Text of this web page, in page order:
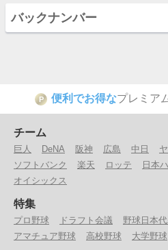
バックナンバー
P 便利でお得なプレミア
チーム
巨人 DeNA 阪神 広島 中日
ソフトバンク
楽天 ロッテ 日本
オイシックス
特集
プロ野球 ドラフト会議
野球日本
アマチュア野球
高校野球 大学野球